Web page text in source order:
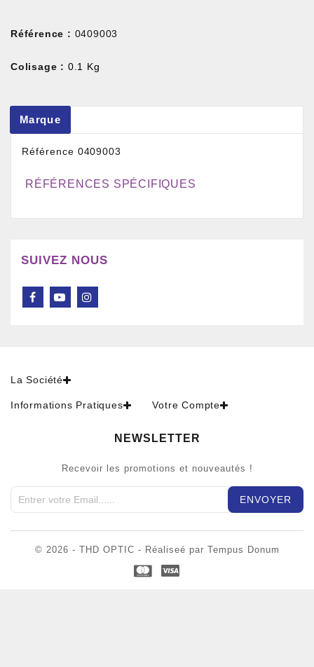
Référence : 0409003
Colisage : 0.1 Kg
Marque
Référence 0409003
RÉFÉRENCES SPÉCIFIQUES
SUIVEZ NOUS
La Société
Informations Pratiques Votre Compte
NEWSLETTER
Recevoir les promotions et nouveautés !
© 2026 - THD OPTIC - Réaliseé par Tempus Donum